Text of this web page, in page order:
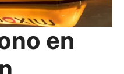
en